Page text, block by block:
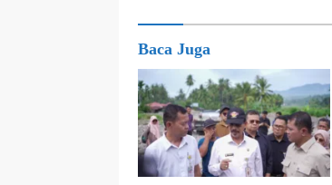
Baca Juga